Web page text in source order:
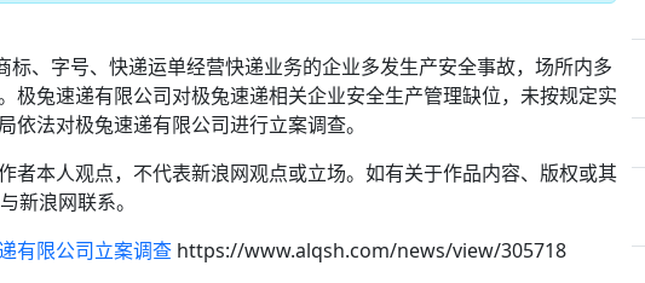
、字号、快递运单经营快递业务的企业多发生产安全事故，场所内多
极兔速递有限公司对极兔速递相关企业安全生产管理缺位，未按规定实
依法对极兔速递有限公司进行立案调查。
者本人观点，不代表新浪网观点或立场。如有关于作品内容、版权或其
新浪网联系。
有限公司立案调查 https://www.alqsh.com/news/view/305718